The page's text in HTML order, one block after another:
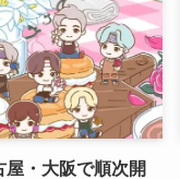
・大阪で順次開